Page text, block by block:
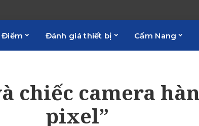
Điểm Đánh giá thiết bị Cẩm Nang
chiếc camera
pixel”